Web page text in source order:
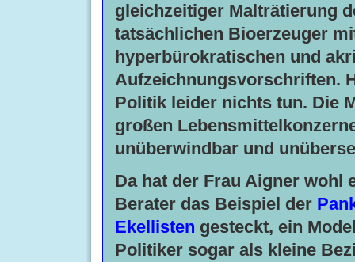
gleichzeitiger Malträtierung
tatsächlichen Bioerzeuger
hyperbürokratischen und
Aufzeichnungsvorschriften.
Politik leider nichts tun. Die
großen
unüberwindbar und
Da hat der Frau Aigner wohl
Berater das Beispiel der
Ekellisten gesteckt, ein
Politiker sogar als kleine